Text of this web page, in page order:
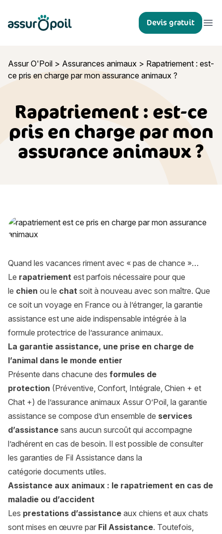
Assur O'Poil Devis gratuit
Assur O'Poil > Assurances animaux > Rapatriement : est-
ce pris en charge par mon assurance animaux ?
Rapatriement : est-ce
pris en charge par mon
assurance animaux ?
Rapatriement : est-ce pris en charge par mon assurance
Quand les vacances riment avec « pas de chance »…
Le rapatriement est parfois nécessaire pour que
le chien ou le chat soit à nouveau avec son maître. Que
ce soit un voyage en France ou à l’étranger, la garantie
assistance est une aide indispensable intégrée à la
formule protectrice de l’assurance animaux.
La garantie assistance, une prise en charge de
l’animal dans le monde entier
Présente dans chacune des formules de
protection (Préventive, Confort, Intégrale, Chien + et
Chat +) de l’assurance animaux Assur O’Poil, la garantie
assistance se compose d’un ensemble de services
d’assistance sans aucun surcoût qui accompagne
l’adhérent en cas de besoin. Il est possible de consulter
les garanties de Fil Assistance dans la
catégorie documents utiles.
Assistance aux animaux : le rapatriement en cas de
maladie ou d’accident
Les prestations d’assistance aux chiens et aux chats
sont mises en œuvre par Fil Assistance. Toutefois,